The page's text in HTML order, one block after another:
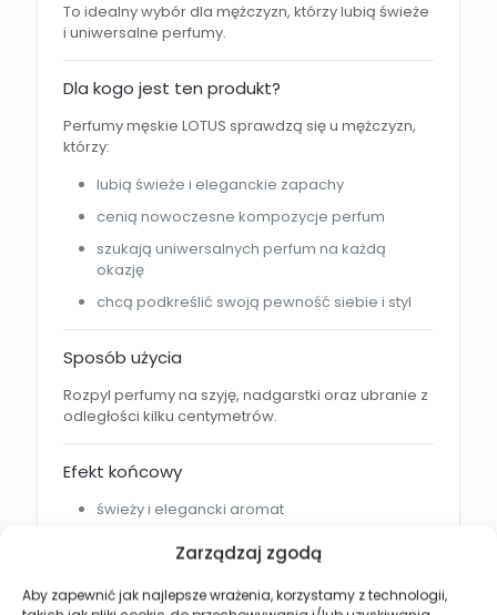
Zarządzaj zgodą
Aby zapewnić jak najlepsze wrażenia, korzystamy z technologii,
To idealny wybór dla mężczyzn, którzy lubią świeże
i uniwersalne perfumy.
Dla kogo jest ten produkt?
Perfumy męskie LOTUS sprawdzą się u mężczyzn,
którzy:
lubią świeże i eleganckie zapachy
cenią nowoczesne kompozycje perfum
szukają uniwersalnych perfum na każdą
okazję
chcą podkreślić swoją pewność siebie i styl
Sposób użycia
Rozpyl perfumy na szyję, nadgarstki oraz ubranie z
odległości kilku centymetrów.
Efekt końcowy
świeży i elegancki aromat
harmonijna owocowo-drzewna kompozycja
uczucie świeżości przez wiele godzin